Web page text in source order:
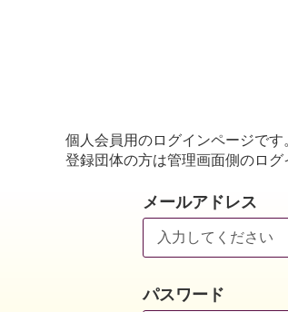
個人会員用のログインページです
登録団体の方は管理画面側のログ
メールアドレス
パスワード